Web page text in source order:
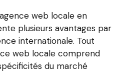
web locale en
plusieurs avantages par
internationale. Tout
web locale comprend
du marché